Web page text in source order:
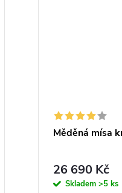
Měděná mísa
26 690 Kč
Skladem >5 ks